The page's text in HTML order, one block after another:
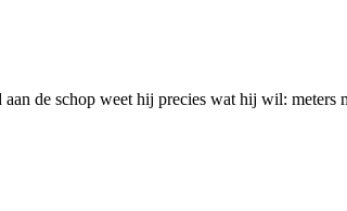
de schop weet hij precies wat hij wil: meters